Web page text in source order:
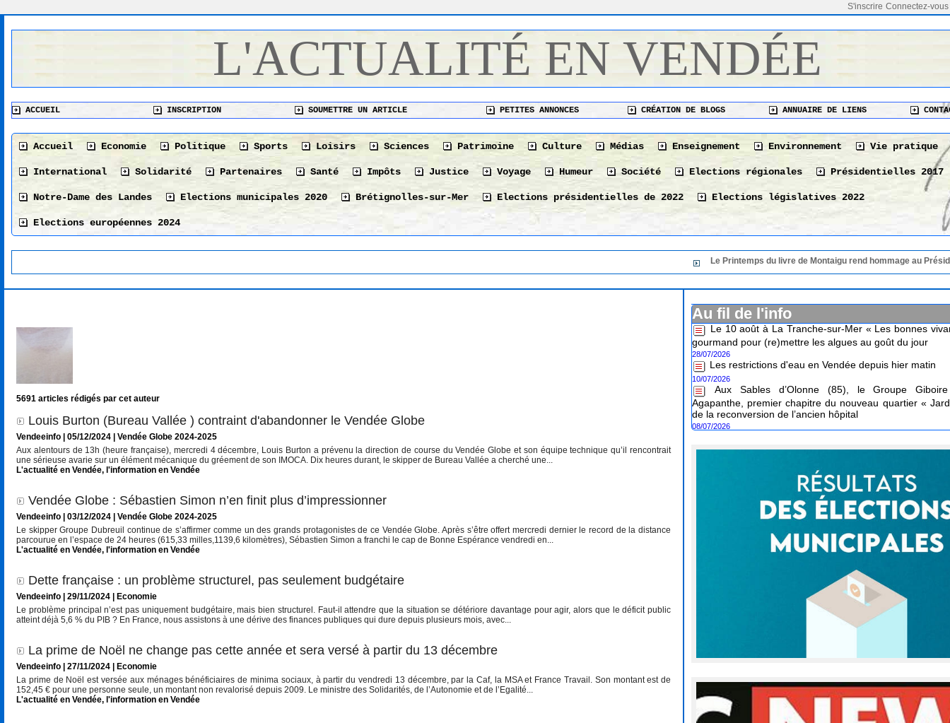
Connectez-vous
S'inscrire
L'ACTUALITÉ EN VENDÉE
ACCUEIL INSCRIPTION SOUMETTRE UN ARTICLE PETITES ANNONCES CRÉATION DE BLOGS ANNUAIRE DE LIENS
Accueil Economie Politique Sports Loisirs Sciences Patrimoine Culture Médias Enseignement Environnement Vie pratique
International Solidarité Partenaires Santé Impôts Justice Voyage Humeur Société Elections régionales Présidentielles 2017
Notre-Dame des Landes Elections municipales 2020 Brétignolles-sur-Mer Elections présidentielles de 2022 Elections législatives 2022
Elections européennes 2024
Le Printemps du livre de Montaigu rend hommage au Président de sa 36
5691 articles rédigés par cet auteur
Louis Burton (Bureau Vallée ) contraint d'abandonner le Vendée Globe
Vendeeinfo | 05/12/2024 |Vendée Globe 2024-2025
Aux alentours de 13h (heure française), mercredi 4 décembre, Louis Burton a prévenu la direction de course du Vendée Globe et son équipe technique qu’il rencontrait
une sérieuse avarie sur un élément mécanique du gréement de son IMOCA. Dix heures durant, le skipper de Bureau Vallée a cherché une...
L'actualité en Vendée, l'information en Vendée
Vendée Globe : Sébastien Simon n’en finit plus d’impressionner
Vendeeinfo | 03/12/2024 |Vendée Globe 2024-2025
Le skipper Groupe Dubreuil continue de s’affirmer comme un des grands protagonistes de ce Vendée Globe. Après s’être offert mercredi dernier le record de la distance
parcourue en l’espace de 24 heures (615,33 milles,1139,6 kilomètres), Sébastien Simon a franchi le cap de Bonne Espérance vendredi en...
L'actualité en Vendée, l'information en Vendée
Dette française : un problème structurel, pas seulement budgétaire
Vendeeinfo | 29/11/2024
Economie
Le problème principal n’est pas uniquement budgétaire, mais bien structurel. Faut-il attendre que la situation se détériore davantage pour agir, alors que le déficit public
atteint déjà 5,6 % du PIB ? En France, nous assistons à une dérive des finances publiques qui dure depuis plusieurs mois, avec...
La prime de Noël ne change pas cette année et sera versé à partir du 13 décembre
Vendeeinfo | 27/11/2024
Economie
La prime de Noël est versée aux ménages bénéficiaires de minima sociaux, à partir du vendredi 13 décembre, par la Caf, la MSA et France Travail. Son montant est de
152,45 € pour une personne seule, un montant non revalorisé depuis 2009. Le ministre des Solidarités, de l’Autonomie et de l’Egalité...
L'actualité en Vendée, l'information en Vendée
Au fil de l'info
Le Printemps du livre de Montaigu rend hommage
36 éme édition
06/08/2026
Le 10 août à La Tranche-sur-Mer « Les bonnes
gourmand pour (re)mettre les algues au goût du jour
28/07/2026
Les restrictions d'eau en Vendée depuis hier matin
10/07/2026
Aux Sables d’Olonne (85), le Groupe
Agapanthe, premier chapitre du nouveau quartier «
de la reconversion de l’ancien hôpital
08/07/2026